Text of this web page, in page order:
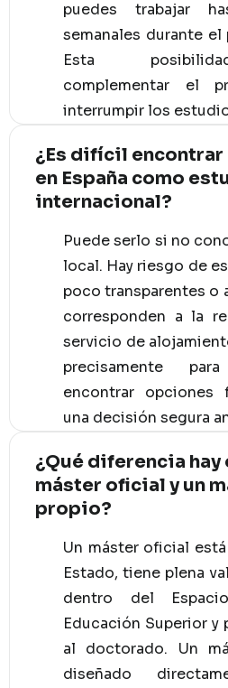
puedes trabajar
semanales durante
Esta
complementar el
interrumpir los
¿Es difícil
en España como
internacional?
Puede serlo si no
local. Hay riesgo de
poco transparentes o
corresponden a la
servicio de
precisamente
encontrar opciones
una decisión segura
¿Qué diferencia hay
máster oficial y un
propio?
Un máster oficial
Estado, tiene plena
dentro del
Educación Superior y
al doctorado. Un
diseñado